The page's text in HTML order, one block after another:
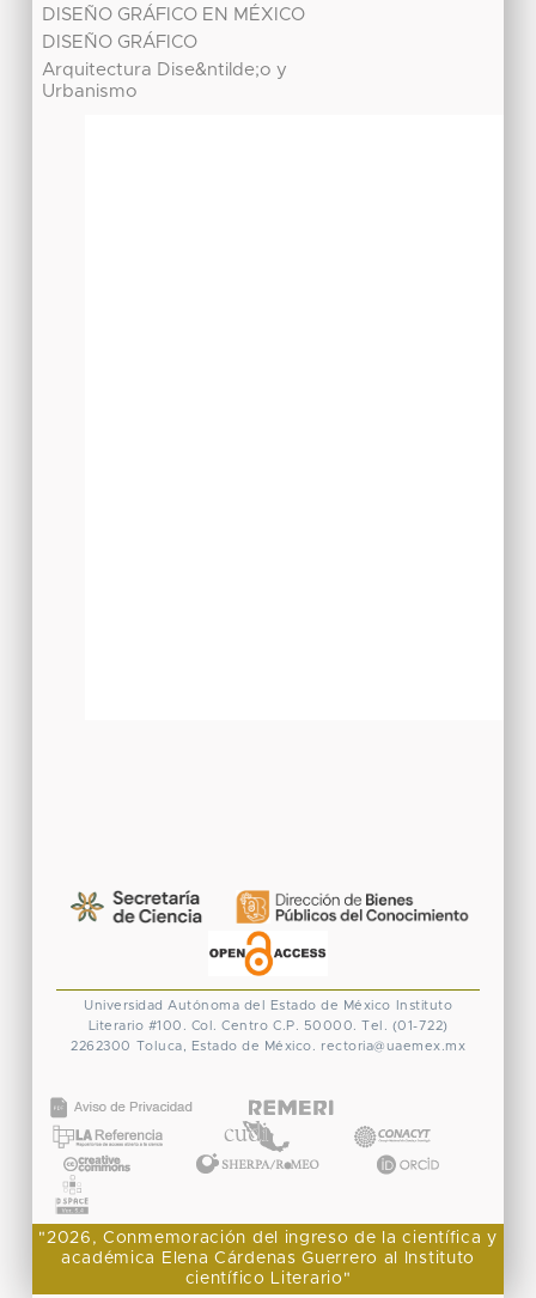
DISEÑO GRÁFICO EN MÉXICO
DISEÑO GRÁFICO
Arquitectura Dise&ntilde;o y
Urbanismo
Universidad Autónoma del Estado de México
Instituto
Literario #100. Col. Centro C.P. 50000. Tel. (01-722)
2262300 Toluca, Estado de México. rectoria@uaemex.mx
"2026, Conmemoración del ingreso de la científica y
académica Elena Cárdenas Guerrero al Instituto
científico Literario"